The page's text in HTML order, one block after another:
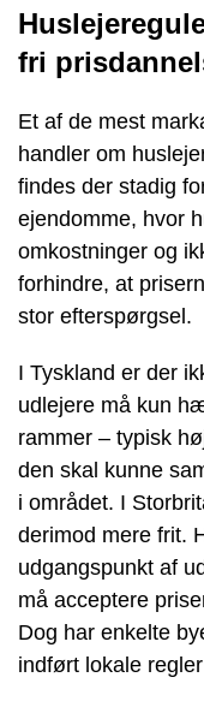
fri
Et af de mest
handler om
findes der stadig
ejendomme, hvor
omkostninger og
forhindre, at
stor efterspørgsel.
I Tyskland er der
udlejere må kun
rammer – typisk
den skal kunne
i området. I
derimod mere frit.
udgangspunkt af
må acceptere
Dog har enkelte
indført lokale